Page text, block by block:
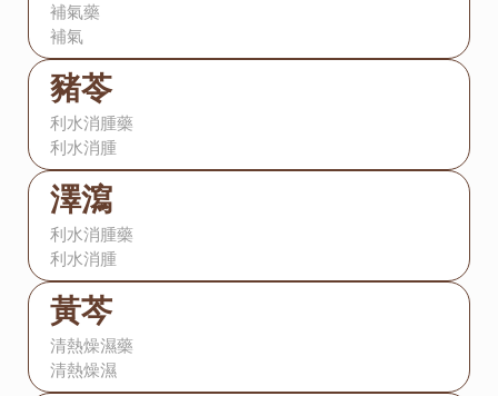
補氣藥
補氣
豬苓
利水消腫藥
利水消腫
澤瀉
利水消腫藥
利水消腫
黃芩
清熱燥濕藥
清熱燥濕